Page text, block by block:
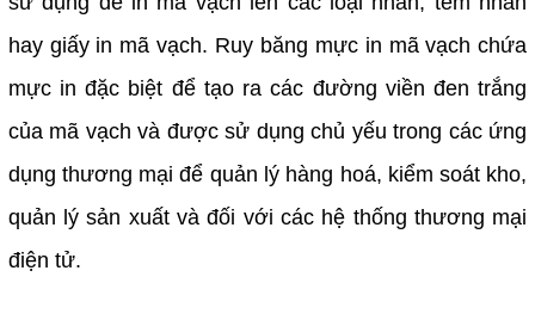
hay giấy in mã vạch. Ruy băng mực in mã vạch chứa
mực in đặc biệt để tạo ra các đường viền đen trắng
của mã vạch và được sử dụng chủ yếu trong các ứng
dụng thương mại để quản lý hàng hoá, kiểm soát kho,
quản lý sản xuất và đối với các hệ thống thương mại
điện tử.